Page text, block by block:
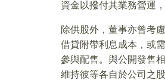
資金以撥付其業務營運
除供股外，董事亦曾考
借貸附帶利息成本，或
參與配售。與公開發售
維持彼等各自於公司之